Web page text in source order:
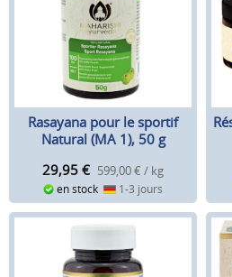
Rasayana pour le sportif
Natural (MA 1), 50 g
29,95 € 599,00 € / kg
en stock 1-3 jours